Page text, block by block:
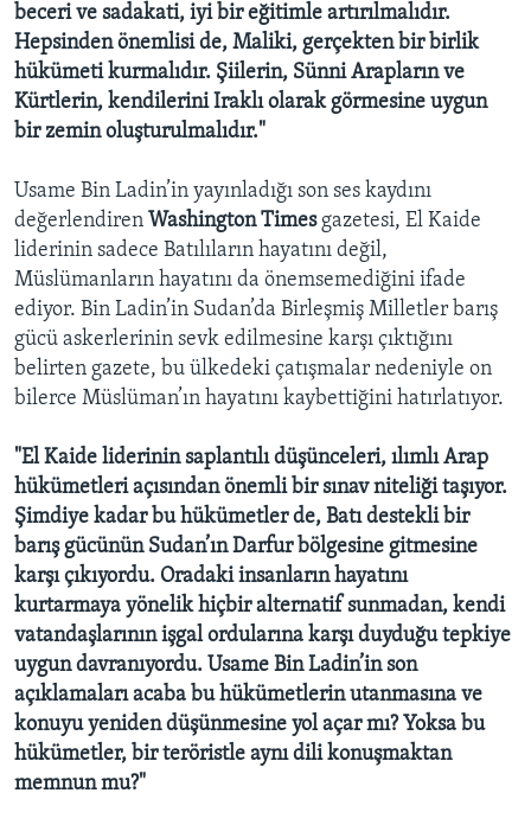
beceri ve sadakati, iyi bir eğitimle artırılmalıdır.
Hepsinden önemlisi de, Maliki, gerçekten bir birlik
hükümeti kurmalıdır. Şiilerin, Sünni Arapların ve
Kürtlerin, kendilerini Iraklı olarak görmesine uygun
bir zemin oluşturulmalıdır."
Usame Bin Ladin’in yayınladığı son ses kaydını
değerlendiren Washington Timesgazetesi, El Kaide
liderinin sadece Batılıların hayatını değil,
Müslümanların hayatını da önemsemediğini ifade
ediyor. Bin Ladin’in Sudan’da Birleşmiş Milletler barış
gücü askerlerinin sevk edilmesine karşı çıktığını
belirten gazete, bu ülkedeki çatışmalar nedeniyle on
bilerce Müslüman’ın hayatını kaybettiğini hatırlatıyor.
"El Kaide liderinin saplantılı düşünceleri, ılımlı Arap
hükümetleri açısından önemli bir sınav niteliği taşıyor.
Şimdiye kadar bu hükümetler de, Batı destekli bir
barış gücünün Sudan’ın Darfur bölgesine gitmesine
karşı çıkıyordu. Oradaki insanların hayatını
kurtarmaya yönelik hiçbir alternatif sunmadan, kendi
vatandaşlarının işgal ordularına karşı duyduğu tepkiye
uygun davranıyordu. Usame Bin Ladin’in son
açıklamaları acaba bu hükümetlerin utanmasına ve
konuyu yeniden düşünmesine yol açar mı? Yoksa bu
hükümetler, bir teröristle aynı dili konuşmaktan
memnun mu?"